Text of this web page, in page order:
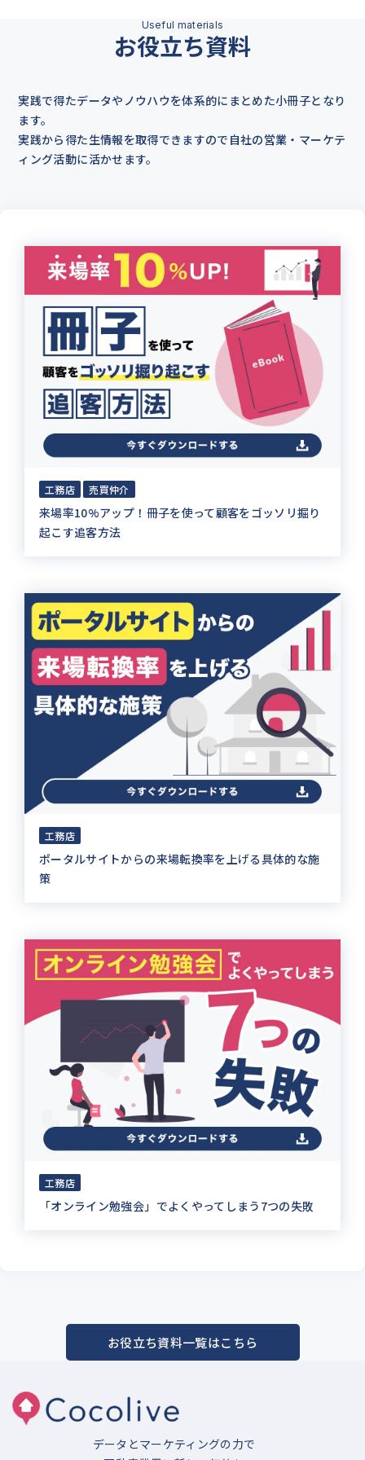
お役立ち資料
実践で得たデータやノウハウを体系的にまとめた小冊子となり
ます。
実践から得た生情報を取得できますので自社の営業・マーケテ
ィング活動に活かせます。
工務店 売買仲介
来場率10%アップ！冊子を使って顧客をゴッソリ掘り
起こす追客方法
工務店
ポータルサイトからの来場転換率を上げる具体的な施
策
工務店
「オンライン勉強会」でよくやってしまう7つの失敗
お役立ち資料一覧はこちら
データとマーケティングの力で